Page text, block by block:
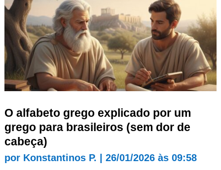
O alfabeto grego explicado por um
grego para brasileiros (sem dor de
cabeça)
por Konstantinos P. 26/01/2026 às 09:58